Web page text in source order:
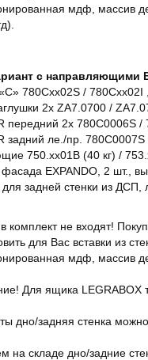
мдф, массив
с направляющими
780Cxx02S / 780Cxx02I ,
2x ZA7.0700 /
передний 2х 780C0006S /
задний ле./пр. 780C0007S
750.xx01B (40 кг) /
EXPANDO, 2 шт.,
задней стенки из ДСП,
комплект не входят!
для Вас вставки из
мдф, массив
Для ящика LEGRABOX
дно/задняя стенка
на складе дно/задние